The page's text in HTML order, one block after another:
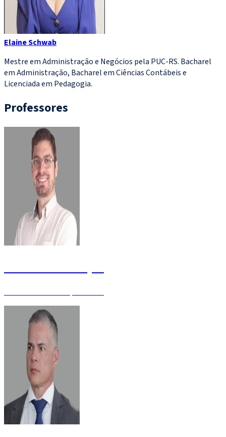
Elaine Schwab
Mestre em Administração e Negócios pela PUC-RS. Bacharel
em Administração, Bacharel em Ciências Contábeis e
Licenciada em Pedagogia.
Professores
Fabiano Dall Acqua